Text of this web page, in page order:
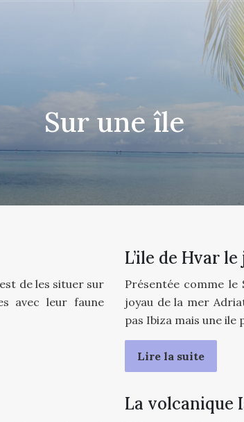
Sur une île
de les situer sur
avec leur faune
L’ile de Hvar
Présentée comme le
joyau de la mer
pas Ibiza mais une
Lire la suite
La volcanique